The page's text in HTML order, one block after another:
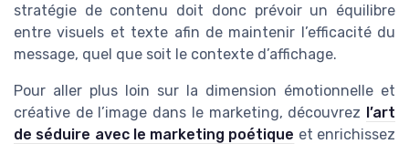
stratégie de contenu doit donc prévoir un équilibre
entre visuels et texte afin de maintenir l’efficacité du
message, quel que soit le contexte d’affichage.
Pour aller plus loin sur la dimension émotionnelle et
créative de l’image dans le marketing, découvrez l’art
de séduire avec le marketing poétique et enrichissez